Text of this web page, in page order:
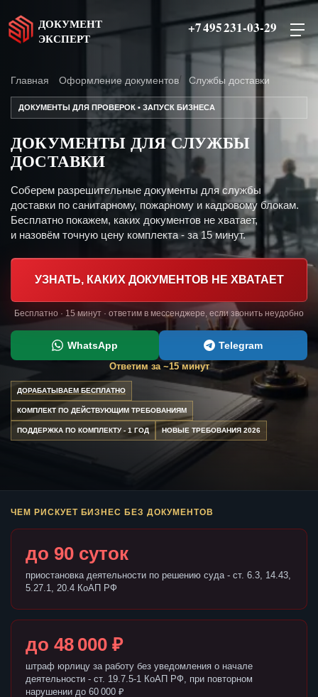
ДОКУМЕНТ
ЭКСПЕРТ
+7 495 231-03-29
Главная Оформление документов Службы доставки
ДОКУМЕНТЫ ДЛЯ ПРОВЕРОК • ЗАПУСК БИЗНЕСА
ДОКУМЕНТЫ ДЛЯ СЛУЖБЫ
ДОСТАВКИ
Соберем разрешительные документы для службы
доставки по санитарному, пожарному и кадровому блокам.
Бесплатно покажем, каких документов не хватает,
и назовём точную цену комплекта - за 15 минут.
УЗНАТЬ, КАКИХ ДОКУМЕНТОВ НЕ ХВАТАЕТ
Бесплатно · 15 минут · ответим в мессенджере, если звонить неудобно
WhatsApp Telegram
Ответим за ~15 минут
ДОРАБАТЫВАЕМ БЕСПЛАТНО
КОМПЛЕКТ ПО ДЕЙСТВУЮЩИМ ТРЕБОВАНИЯМ
ПОДДЕРЖКА ПО КОМПЛЕКТУ - 1 ГОД НОВЫЕ ТРЕБОВАНИЯ 2026
ЧЕМ РИСКУЕТ БИЗНЕС БЕЗ ДОКУМЕНТОВ
до 90 суток
приостановка деятельности по решению суда - ст. 6.3, 14.43,
5.27.1, 20.4 КоАП РФ
до 48 000 ₽
штраф юрлицу за работу без уведомления о начале
деятельности - ст. 19.7.5-1 КоАП РФ, при повторном
нарушении до 60 000 ₽